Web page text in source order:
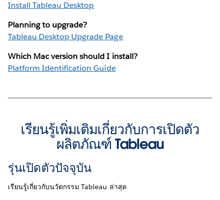
Install Tableau Desktop
Planning to upgrade?
Tableau Desktop Upgrade Page
Which Mac version should I install?
Platform Identification Guide
เรียนรู้เพิ่มเติมเกี่ยวกับการเปิดตัว
ผลิตภัณฑ์ Tableau
รุ่นเปิดตัวปัจจุบัน
เรียนรู้เกี่ยวกับนวัตกรรม Tableau ล่าสุด